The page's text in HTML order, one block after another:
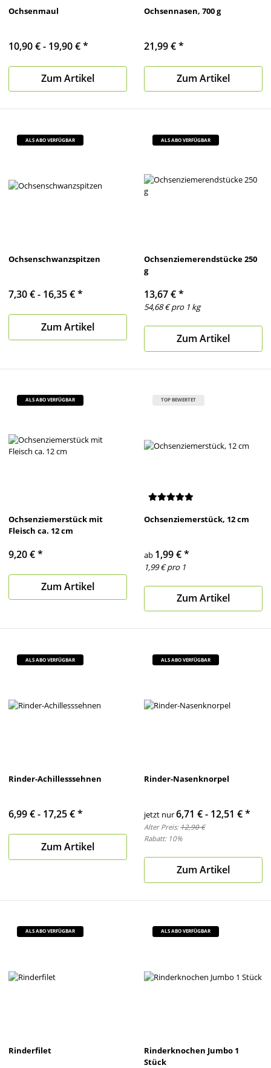
Ochsenmaul
10,90 € - 19,90 €*
Zum Artikel
Ochsennasen, 700 g
21,99 €*
Zum Artikel
ALS ABO VERFÜGBAR
Ochsenschwanzspitzen
7,30 € - 16,35 €*
Zum Artikel
ALS ABO VERFÜGBAR
Ochsenziemerendstücke 250
g
13,67 €*
54,68 € pro 1 kg
Zum Artikel
ALS ABO VERFÜGBAR
Ochsenziemerstück mit
Fleisch ca. 12 cm
9,20 €*
Zum Artikel
TOP BEWERTET
Ochsenziemerstück, 12 cm
ab 1,99 €*
1,99 € pro 1
Zum Artikel
ALS ABO VERFÜGBAR
Rinder-Achillesssehnen
6,99 € - 17,25 €*
Zum Artikel
ALS ABO VERFÜGBAR
Rinder-Nasenknorpel
jetzt nur6,71 € - 12,51 €*
Alter Preis:12,90 €
Rabatt: 10%
Zum Artikel
ALS ABO VERFÜGBAR
Rinderfilet
ALS ABO VERFÜGBAR
Rinderknochen Jumbo 1
Stück